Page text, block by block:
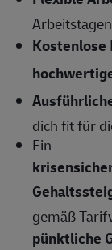
Arbeitstagen
Kostenlose
dich fit für
Ein
gemäß
pünktliche